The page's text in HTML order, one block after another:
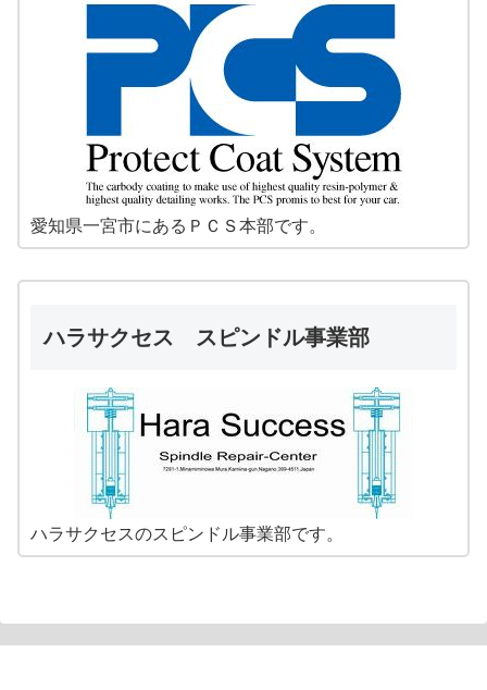
愛知県一宮市にあるＰＣＳ本部です。
ハラサクセス スピンドル事業部
ハラサクセスのスピンドル事業部です。